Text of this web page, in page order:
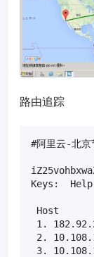
路由追踪
#阿里云-北京
Keys:
Host
1.
2.
3.